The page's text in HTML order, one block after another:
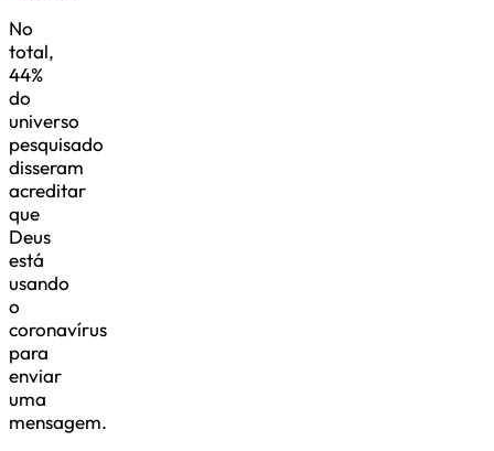
No
total,
44%
do
universo
pesquisado
disseram
acreditar
que
Deus
está
usando
o
coronavírus
para
enviar
uma
mensagem.